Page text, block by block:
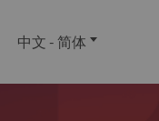
中文 - 简体